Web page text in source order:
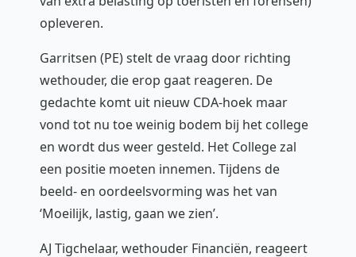
opleveren.
Garritsen (PE) stelt de vraag door richting
wethouder, die erop gaat reageren. De
gedachte komt uit nieuw CDA-hoek maar
vond tot nu toe weinig bodem bij het college
en wordt dus weer gesteld. Het College zal
een positie moeten innemen. Tijdens de
beeld- en oordeelsvorming was het van
‘Moeilijk, lastig, gaan we zien’.
AJ Tigchelaar, wethouder Financiën, reageert